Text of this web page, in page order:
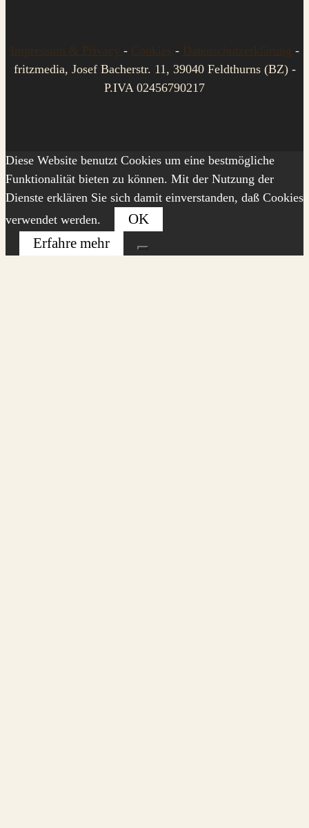
Impressum & Privacy - Cookies - Datenschutzerklärung -
fritzmedia, Josef Bacherstr. 11, 39040 Feldthurns (BZ) -
P.IVA 02456790217
Diese Website benutzt Cookies um eine bestmögliche
Funktionalität bieten zu können. Mit der Nutzung der
Dienste erklären Sie sich damit einverstanden, daß Cookies
verwendet werden.
OK
Erfahre mehr